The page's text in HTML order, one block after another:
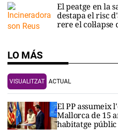
El peatge en la
destapa el risc
rere el col·lapse
LO MÁS
VISUALITZAT ACTUAL
El PP assumeix
Mallorca de 15
habitatge públic